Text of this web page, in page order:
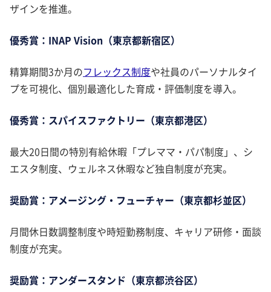
ザインを推進。
優秀賞：INAP Vision（東京都新宿区）
精算期間3か月のフレックス制度や社員のパーソナルタイ
プを可視化、個別最適化した育成・評価制度を導入。
優秀賞：スパイスファクトリー（東京都港区）
最大20日間の特別有給休暇「プレママ・パパ制度」、シ
エスタ制度、ウェルネス休暇など独自制度が充実。
奨励賞：アメージング・フューチャー（東京都杉並区）
月間休日数調整制度や時短勤務制度、キャリア研修・面談
制度が充実。
奨励賞：アンダースタンド（東京都渋谷区）